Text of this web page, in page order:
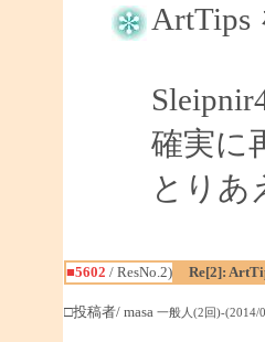
確実に
とりあ
■5602 / ResNo.2) Re[2]:
□投稿者/ masa 一般人(2回)-(2014/